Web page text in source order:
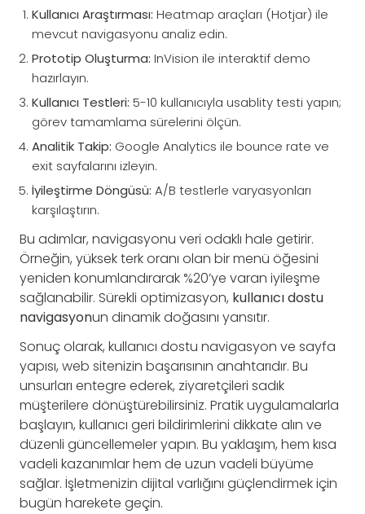
Kullanıcı Araştırması: Heatmap araçları (Hotjar) ile
mevcut navigasyonu analiz edin.
Prototip Oluşturma: InVision ile interaktif demo
hazırlayın.
Kullanıcı Testleri: 5-10 kullanıcıyla usablity testi yapın;
görev tamamlama sürelerini ölçün.
Analitik Takip: Google Analytics ile bounce rate ve
exit sayfalarını izleyin.
İyileştirme Döngüsü: A/B testlerle varyasyonları
karşılaştırın.
Bu adımlar, navigasyonu veri odaklı hale getirir.
Örneğin, yüksek terk oranı olan bir menü öğesini
yeniden konumlandırarak %20’ye varan iyileşme
sağlanabilir. Sürekli optimizasyon, kullanıcı dostu
navigasyonun dinamik doğasını yansıtır.
Sonuç olarak, kullanıcı dostu navigasyon ve sayfa
yapısı, web sitenizin başarısının anahtarıdır. Bu
unsurları entegre ederek, ziyaretçileri sadık
müşterilere dönüştürebilirsiniz. Pratik uygulamalarla
başlayın, kullanıcı geri bildirimlerini dikkate alın ve
düzenli güncellemeler yapın. Bu yaklaşım, hem kısa
vadeli kazanımlar hem de uzun vadeli büyüme
sağlar. İşletmenizin dijital varlığını güçlendirmek için
bugün harekete geçin.